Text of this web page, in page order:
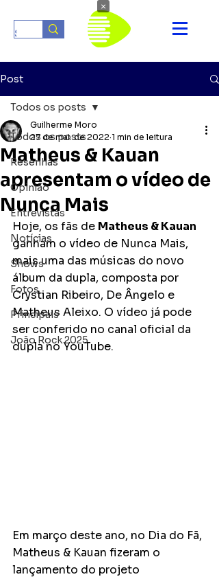
Post
Todos os posts
Resenhas
Opinião
Entrevistas
Notícias
Shows
Fotos
Principais
João Rock 2025
Todos os posts
Matheus & Kauan
apresentam o vídeo de
Nunca Mais
Guilherme Moro
27 de mai. de 2022 1 min de leitura
Hoje, os fãs de Matheus & Kauan
ganham o vídeo de Nunca Mais,
mais uma das músicas do novo
álbum da dupla, composta por
Crystian Ribeiro, De Ângelo e
Matheus Aleixo. O vídeo já pode
ser conferido no canal oficial da
dupla no YouTube.
Em março deste ano, no Dia do Fã,
Matheus & Kauan fizeram o
lançamento do projeto
×